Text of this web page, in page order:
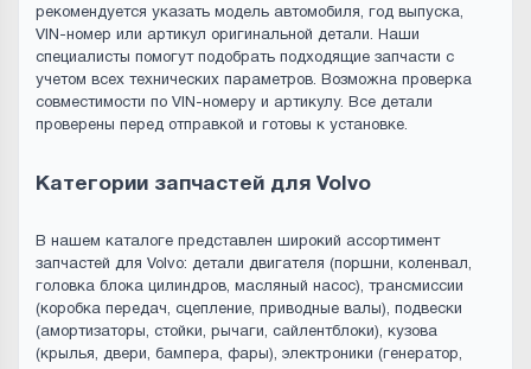
рекомендуется указать модель автомобиля, год выпуска,
VIN-номер или артикул оригинальной детали. Наши
специалисты помогут подобрать подходящие запчасти с
учетом всех технических параметров. Возможна проверка
совместимости по VIN-номеру и артикулу. Все детали
проверены перед отправкой и готовы к установке.
Категории запчастей для Volvo
В нашем каталоге представлен широкий ассортимент
запчастей для Volvo: детали двигателя (поршни, коленвал,
головка блока цилиндров, масляный насос), трансмиссии
(коробка передач, сцепление, приводные валы), подвески
(амортизаторы, стойки, рычаги, сайлентблоки), кузова
(крылья, двери, бампера, фары), электроники (генератор,